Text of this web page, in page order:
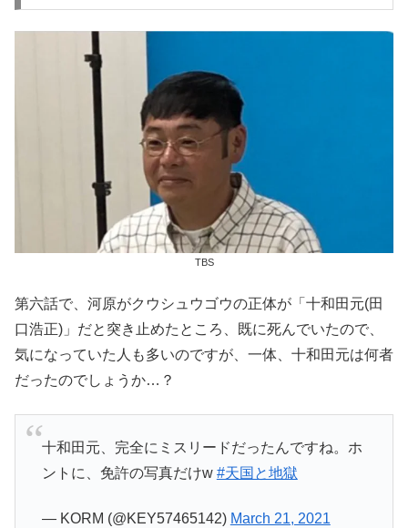
TBS
第六話で、河原がクウシュウゴウの正体が「十和田元(田
口浩正)」だと突き止めたところ、既に死んでいたので、
気になっていた人も多いのですが、一体、十和田元は何者
だったのでしょうか…？
十和田元、完全にミスリードだったんですね。ホ
ントに、免許の写真だけw #天国と地獄
— KORM (@KEY57465142) March 21, 2021